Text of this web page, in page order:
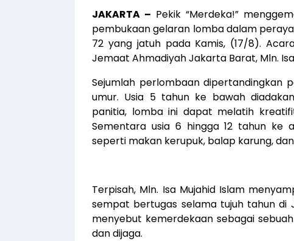
JAKARTA – Pekik “Merdeka!”
pembukaan gelaran lomba dalam
72 yang jatuh pada Kamis, (17/8).
Jemaat Ahmadiyah Jakarta Barat, Mln.
Sejumlah perlombaan dipertandingkan
umur. Usia 5 tahun ke bawah
panitia, lomba ini dapat melatih
Sementara usia 6 hingga 12 tahun ke
seperti makan kerupuk, balap karung,
Terpisah, Mln. Isa Mujahid Islam
sempat bertugas selama tujuh tahun di
menyebut kemerdekaan sebagai
dan dijaga.